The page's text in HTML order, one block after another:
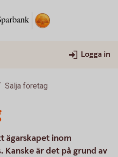
Logga in
Sälja företag
ägarskapet inom
är det på grund av